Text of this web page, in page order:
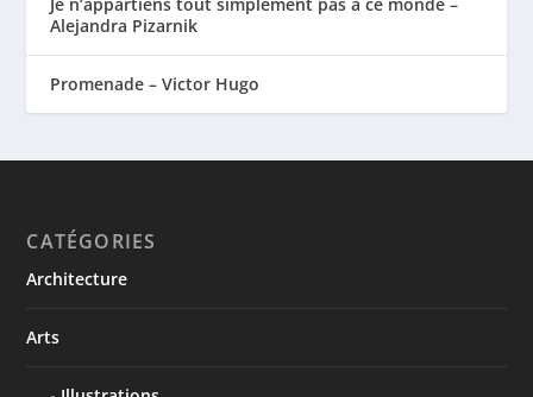
Alejandra Pizarnik
Promenade – Victor Hugo
CATÉGORIES
Architecture
Arts